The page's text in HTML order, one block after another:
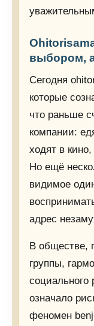
выбором,
Сегодня
которые
что раньше
компании:
ходят в
Но ещё
видимое
адрес
В обществе,
группы,
социального
означало
феномен